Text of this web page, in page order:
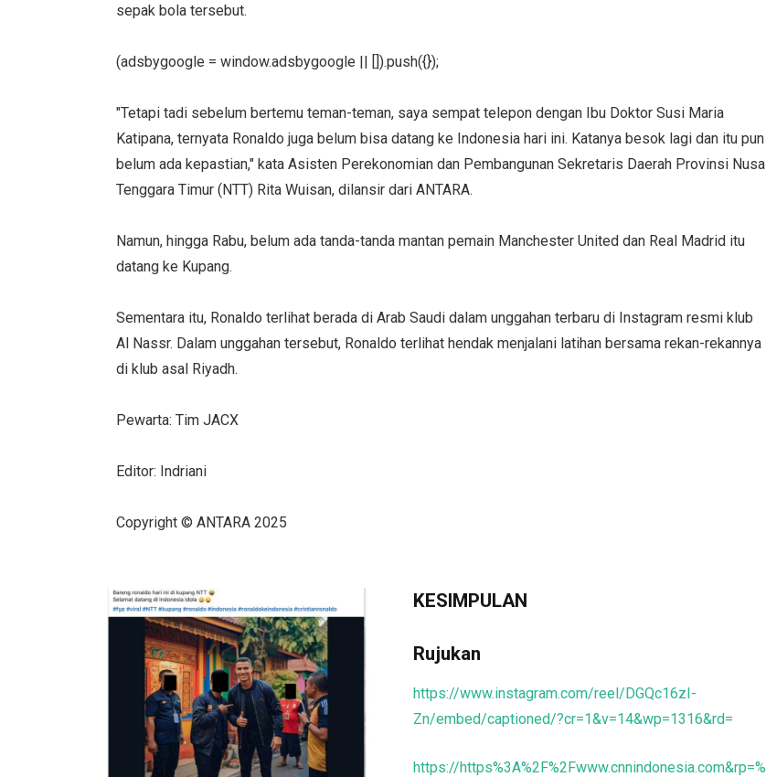
sepak bola tersebut.
(adsbygoogle = window.adsbygoogle || []).push({});
"Tetapi tadi sebelum bertemu teman-teman, saya sempat telepon dengan Ibu Doktor Susi Maria
Katipana, ternyata Ronaldo juga belum bisa datang ke Indonesia hari ini. Katanya besok lagi dan itu pun
belum ada kepastian," kata Asisten Perekonomian dan Pembangunan Sekretaris Daerah Provinsi Nusa
Tenggara Timur (NTT) Rita Wuisan, dilansir dari ANTARA.
Namun, hingga Rabu, belum ada tanda-tanda mantan pemain Manchester United dan Real Madrid itu
datang ke Kupang.
Sementara itu, Ronaldo terlihat berada di Arab Saudi dalam unggahan terbaru di Instagram resmi klub
Al Nassr. Dalam unggahan tersebut, Ronaldo terlihat hendak menjalani latihan bersama rekan-rekannya
di klub asal Riyadh.
Pewarta: Tim JACX
Editor: Indriani
Copyright © ANTARA 2025
KESIMPULAN
Rujukan
https://www.instagram.com/reel/DGQc16zI-
Zn/embed/captioned/?cr=1&v=14&wp=1316&rd=
https://https%3A%2F%2Fwww.cnnindonesia.com&rp=%